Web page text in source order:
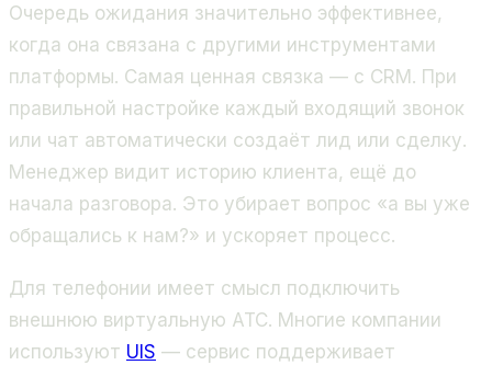
Очередь ожидания значительно эффективнее,
когда она связана с другими инструментами
платформы. Самая ценная связка — с CRM. При
правильной настройке каждый входящий звонок
или чат автоматически создаёт лид или сделку.
Менеджер видит историю клиента, ещё до
начала разговора. Это убирает вопрос «а вы уже
обращались к нам?» и ускоряет процесс.
Для телефонии имеет смысл подключить
внешнюю виртуальную АТС. Многие компании
используют UIS — сервис поддерживает